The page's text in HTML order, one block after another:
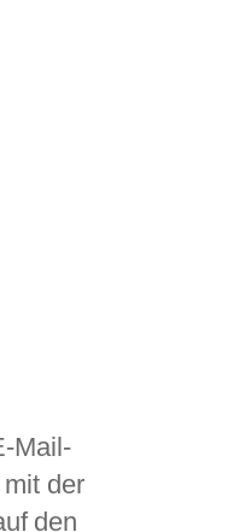
Mail-
der
den